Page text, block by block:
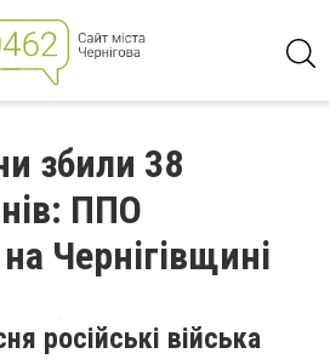
збили 38
ППО
Чернігівщині
російські війська